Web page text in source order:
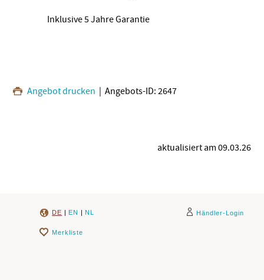
Inklusive 5 Jahre Garantie
Angebot drucken | Angebots-ID: 2647
aktualisiert am 09.03.26
DE | EN | NL Händler-Login
Merkliste